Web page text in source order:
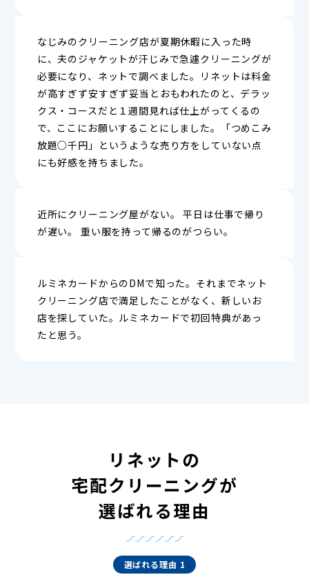
なじみのクリーニング店が夏期休暇に入った時
に、夫のジャケットが汗じみで急遽クリーニングが
必要になり、ネットで調べました。リネットは料金
が高すぎず安すぎず妥当とおもわれたのと、デラッ
クス・コースだと１週間見れば仕上がってくるの
で、ここにお願いすることにしました。「つめこみ
放題○千円」というような売り方をしていない点
にも好感を持ちました。
近所にクリーニング屋がない。 平日は仕事で帰り
が遅い。 重い服を持って帰るのがつらい。
ルミネカードからのDMで知った。それまでネット
クリーニング店で満足したことがなく、新しいお
店を探していた。ルミネカードで初回特典があっ
たと思う。
リネットの
宅配クリーニングが
選ばれる理由
選ばれる理由 1